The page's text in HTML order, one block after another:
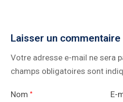
Laisser un commentaire
Votre adresse e-mail ne sera
champs obligatoires sont
Nom* E-